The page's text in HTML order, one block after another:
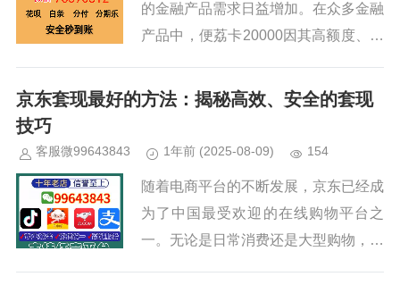
的金融产品需求日益增加。在众多金融
产品中，便荔卡20000因其高额度、灵
者的关注。许多人在申请便荔卡20000
京东套现最好的方法：揭秘高效、安全的套现
技巧
客服微99643843 1年前 (2025-08-09) 154
随着电商平台的不断发展，京东已经成
为了中国最受欢迎的在线购物平台之
一。无论是日常消费还是大型购物，京